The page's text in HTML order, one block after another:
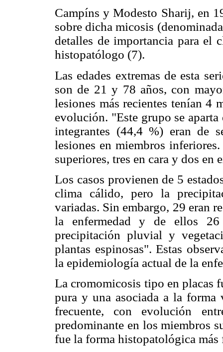
Campíns y Modesto Sharij, en
sobre dicha micosis
detalles de importancia para
histopatólogo (7).
Las edades extremas de esta
son de 21 y 78 años, con
lesiones más recientes tenían 4
evolución. "Este grupo se
integrantes (44,4 %) eran de
lesiones en miembros
superiores, tres en cara y dos en
Los casos provienen de 5
clima cálido, pero la
variadas. Sin embargo, 29 eran
la enfermedad y de ellos 26
precipitación pluvial y
plantas espinosas". Estas
la epidemiología actual de la
La cromomicosis tipo en placas
pura y una asociada a la forma
frecuente, con evolución
predominante en los miembros
fue la forma histopatológica más